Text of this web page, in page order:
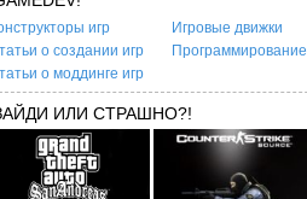
игр
Игровые движки
о создании игр
Программирование
о моддинге игр
ИЛИ СТРАШНО?!